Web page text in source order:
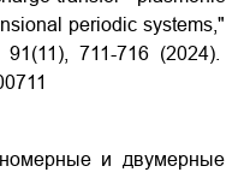
periodic systems,"
711-716 (2024).
и двумерные